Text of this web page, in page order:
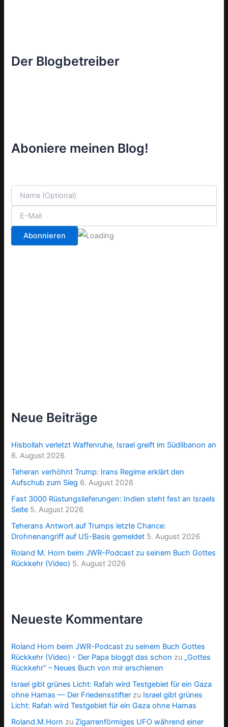
Der Blogbetreiber
Aboniere meinen Blog!
Neue Beiträge
Hisbollah verletzt Waffenruhe, Israel greift im Südlibanon an
6. August 2026
Teheran verhöhnt Trump: Irans Regime erklärt den
Aufschub zum Sieg 6. August 2026
Fast 3000 Rüstungslieferungen: Indien steht fest an Israels
Seite 5. August 2026
Teherans Antwort auf Trumps letzte Chance:
Drohnenangriff auf US-Basis gemeldet 5. August 2026
Roland M. Horn beim JWR-Podcast zu seinem Buch Gottes
Rückkehr (Video) 5. August 2026
Neueste Kommentare
Roland Horn beim JWR-Podcast zu seinem Buch Gottes
Rückkehr (Video) - Der Papa bloggt das schon zu „Gottes
Rückkehr“ – Neues Buch von mir erschienen
Israel gibt grünes Licht: Rafah wird Testgebiet für ein Gaza
ohne Hamas — Der Friedensstifter zu Israel gibt grünes
Licht: Rafah wird Testgebiet für ein Gaza ohne Hamas
Roland.M.Horn zu Zigarrenförmiges UFO während einer